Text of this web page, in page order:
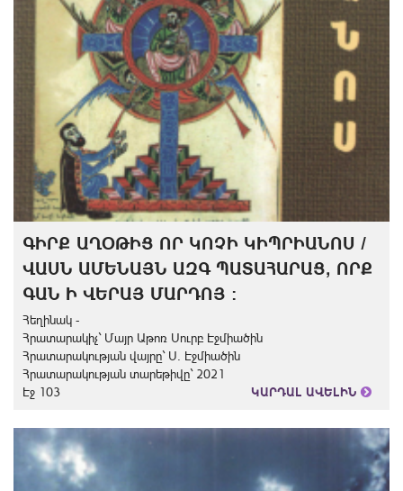
ԳԻՐՔ ԱՂՕԹԻՑ ՈՐ ԿՈՉԻ ԿԻՊՐԻԱՆՈՍ /
ՎԱՍՆ ԱՄԵՆԱՅՆ ԱԶԳ ՊԱՏԱՀԱՐԱՑ, ՈՐՔ
ԳԱՆ Ի ՎԵՐԱՅ ՄԱՐԴՈՅ :
Հեղինակ -
Հրատարակիչ` Մայր Աթոռ Սուրբ Էջմիածին
Հրատարակության վայրը` Ս. Էջմիածին
Հրատարակության տարեթիվը` 2021
Էջ 103
ԿԱՐԴԱԼ ԱՎԵԼԻՆ